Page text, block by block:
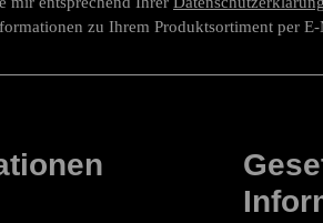
zu Ihrem Produktsortiment per